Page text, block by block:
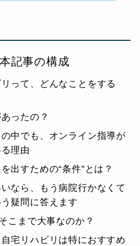
本記事の構成
って、どんなことをする
ったの？
中でも、オンライン指導が
理由
出すための“条件”とは？
いなら、もう病院行かなくて
疑問に答えます
こまで大事なのか？
宅リハビリは特におすすめ